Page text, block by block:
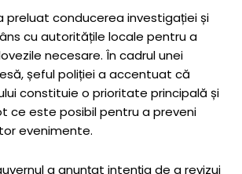
preluat conducerea investigației și
cu autoritățile locale pentru a
necesare. În cadrul unei
șeful poliției a accentuat că
constituie o prioritate principală și
ce este posibil pentru a preveni
evenimente.
a anunțat intenția de a revizui